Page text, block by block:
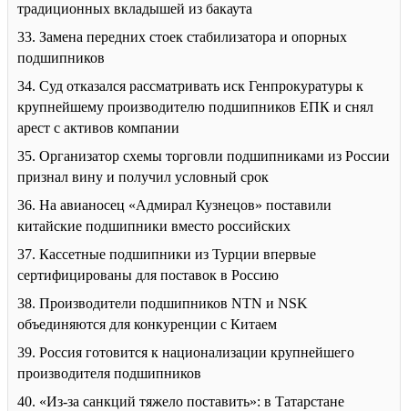
традиционных вкладышей из бакаута
33. Замена передних стоек стабилизатора и опорных
подшипников
34. Суд отказался рассматривать иск Генпрокуратуры к
крупнейшему производителю подшипников ЕПК и снял
арест с активов компании
35. Организатор схемы торговли подшипниками из России
признал вину и получил условный срок
36. На авианосец «Адмирал Кузнецов» поставили
китайские подшипники вместо российских
37. Кассетные подшипники из Турции впервые
сертифицированы для поставок в Россию
38. Производители подшипников NTN и NSK
объединяются для конкуренции с Китаем
39. Россия готовится к национализации крупнейшего
производителя подшипников
40. «Из-за санкций тяжело поставить»: в Татарстане